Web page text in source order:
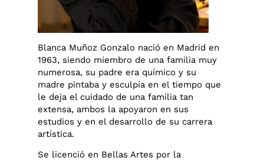
Blanca Muñoz Gonzalo nació en Madrid en
1963, siendo miembro de una familia muy
numerosa, su padre era químico y su
madre pintaba y esculpía en el tiempo que
le deja el cuidado de una familia tan
extensa, ambos la apoyaron en sus
estudios y en el desarrollo de su carrera
artística.
Se licenció en Bellas Artes por la